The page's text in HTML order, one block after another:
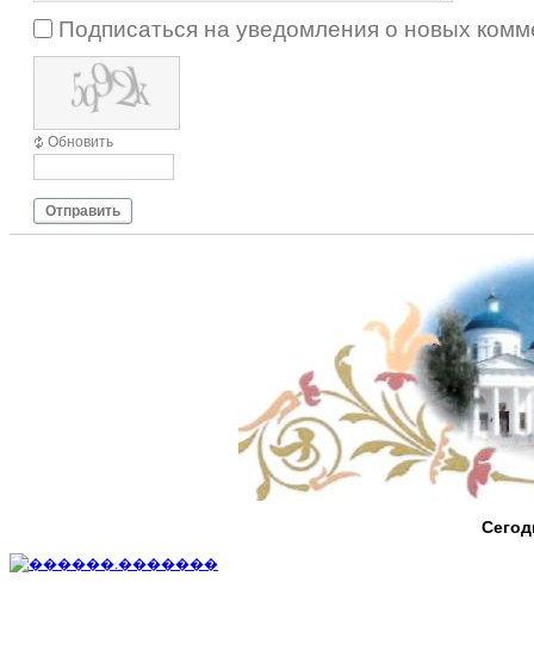
Подписаться на уведомления о новых
Обновить
Отправить